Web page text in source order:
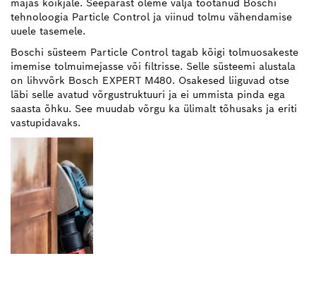
majas kõikjale. Seepärast oleme välja töötanud Boschi
tehnoloogia Particle Control ja viinud tolmu vähendamise
uuele tasemele.
Boschi süsteem Particle Control tagab kõigi tolmuosakeste
imemise tolmuimejasse või filtrisse. Selle süsteemi alustala
on lihvvõrk Bosch EXPERT M480. Osakesed liiguvad otse
läbi selle avatud võrgustruktuuri ja ei ummista pinda ega
saasta õhku. See muudab võrgu ka ülimalt tõhusaks ja eriti
vastupidavaks.